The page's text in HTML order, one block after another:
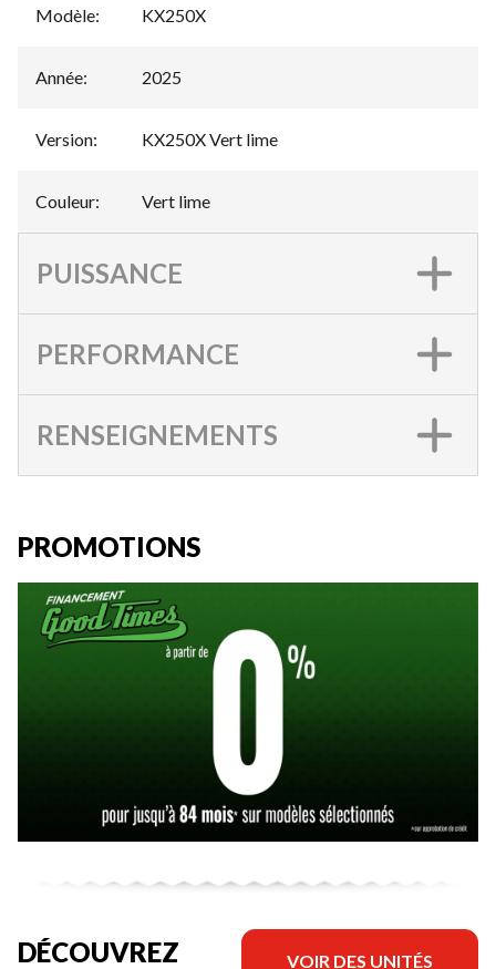
Modèle: KX250X
Année: 2025
Version: KX250X Vert lime
Couleur: Vert lime
PUISSANCE
PERFORMANCE
RENSEIGNEMENTS
PROMOTIONS
DÉCOUVREZ
VOIR DES UNITÉS